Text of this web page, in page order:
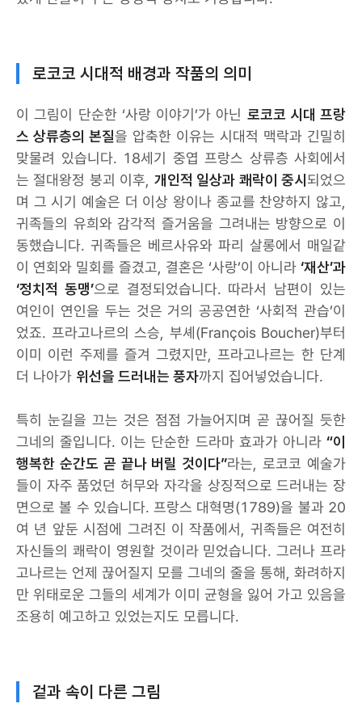
로코코 시대적 배경과 작품의 의미
이 그림이 단순한 ‘사랑 이야기’가 아닌 로코코 시대 프랑
스 상류층의 본질을 압축한 이유는 시대적 맥락과 긴밀히
맞물려 있습니다. 18세기 중엽 프랑스 상류층 사회에서
는 절대왕정 붕괴 이후, 개인적 일상과 쾌락이 중시되었으
며 그 시기 예술은 더 이상 왕이나 종교를 찬양하지 않고,
귀족들의 유희와 감각적 즐거움을 그려내는 방향으로 이
동했습니다. 귀족들은 베르사유와 파리 살롱에서 매일같
이 연회와 밀회를 즐겼고, 결혼은 ‘사랑’이 아니라 ‘재산’과
‘정치적 동맹’으로 결정되었습니다. 따라서 남편이 있는
여인이 연인을 두는 것은 거의 공공연한 ‘사회적 관습’이
었죠. 프라고나르의 스승, 부셰(François Boucher)부터
이미 이런 주제를 즐겨 그렸지만, 프라고나르는 한 단계
더 나아가 위선을 드러내는 풍자까지 집어넣었습니다.
특히 눈길을 끄는 것은 점점 가늘어지며 곧 끊어질 듯한
그네의 줄입니다. 이는 단순한 드라마 효과가 아니라 “이
행복한 순간도 곧 끝나 버릴 것이다”라는, 로코코 예술가
들이 자주 품었던 허무와 자각을 상징적으로 드러내는 장
면으로 볼 수 있습니다. 프랑스 대혁명(1789)을 불과 20
여 년 앞둔 시점에 그려진 이 작품에서, 귀족들은 여전히
자신들의 쾌락이 영원할 것이라 믿었습니다. 그러나 프라
고나르는 언제 끊어질지 모를 그네의 줄을 통해, 화려하지
만 위태로운 그들의 세계가 이미 균형을 잃어 가고 있음을
조용히 예고하고 있었는지도 모릅니다.
겉과 속이 다른 그림